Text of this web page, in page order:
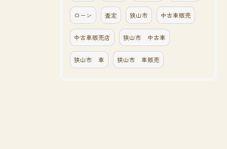
ローン 査定 狭山市 中古車販売
中古車販売店 狭山市 中古車
狭山市 車 狭山市 車販売